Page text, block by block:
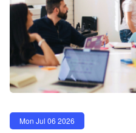
Mon Jul 06 2026